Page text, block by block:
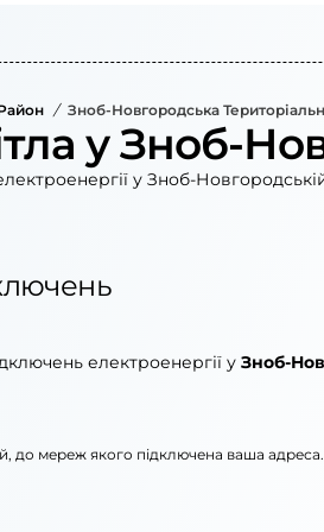
/ Зноб-Новгородська
у Зноб-
у Зноб-
електроенергії у Зноб-
до мереж якого підключена ваша адреса.